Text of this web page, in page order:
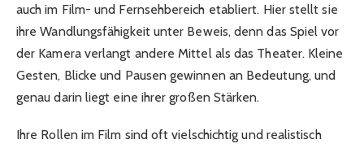
auch im Film- und Fernsehbereich etabliert. Hier stellt sie
ihre Wandlungsfähigkeit unter Beweis, denn das Spiel vor
der Kamera verlangt andere Mittel als das Theater. Kleine
Gesten, Blicke und Pausen gewinnen an Bedeutung, und
genau darin liegt eine ihrer großen Stärken.
Ihre Rollen im Film sind oft vielschichtig und realistisch